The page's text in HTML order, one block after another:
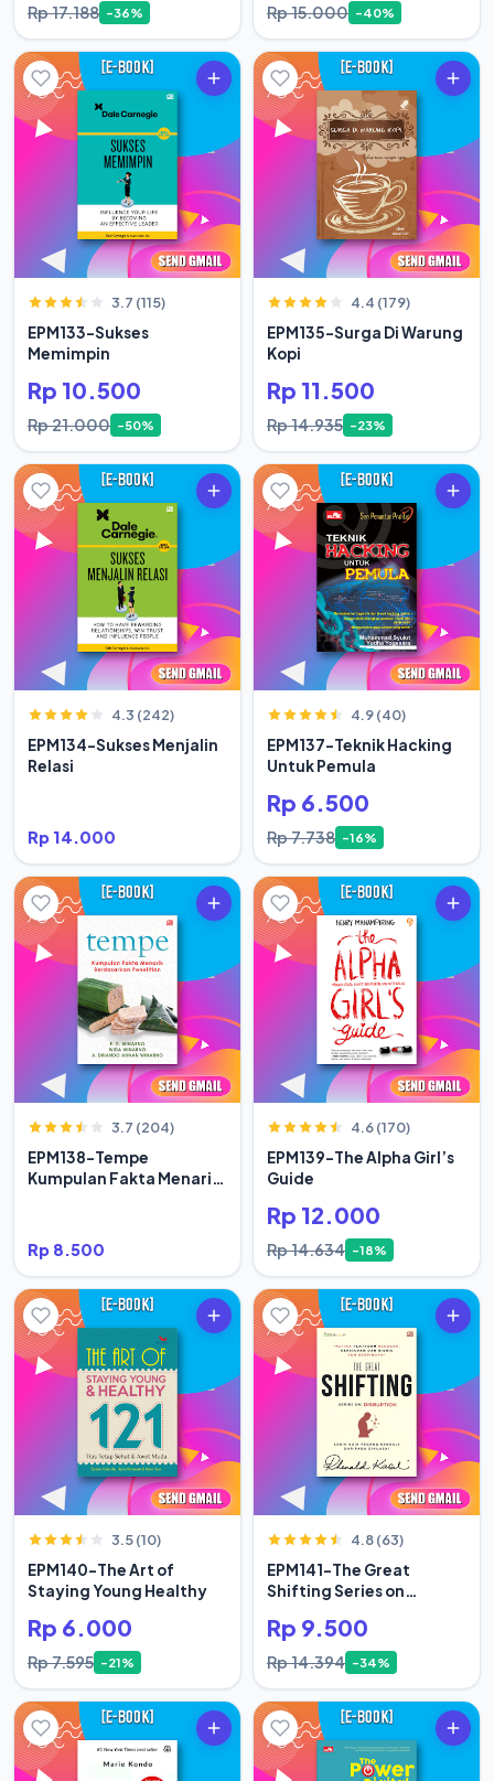
Rp 17.188 -36% Rp 15.000 -40%
3.7 (115)
EPM133-Sukses
Memimpin
Rp 10.500
Rp 21.000 -50%
4.4 (179)
EPM135-Surga Di Warung
Kopi
Rp 11.500
Rp 14.935 -23%
4.3 (242)
EPM134-Sukses Menjalin
Relasi
Rp 14.000
4.9 (40)
EPM137-Teknik Hacking
Untuk Pemula
Rp 6.500
Rp 7.738 -16%
3.7 (204)
EPM138-Tempe
Kumpulan Fakta Menarik
Rp 8.500
4.6 (170)
EPM139-The Alpha Girl’s
Guide
Rp 12.000
Rp 14.634 -18%
3.5 (10)
EPM140-The Art of
Staying Young Healthy
Rp 6.000
Rp 7.595 -21%
4.8 (63)
EPM141-The Great
Shifting Series on
Rp 9.500
Rp 14.394 -34%